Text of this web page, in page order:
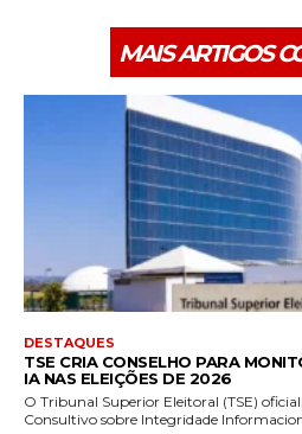
MAIS ARTIGOS
DESTAQUES
TSE CRIA CONSELHO PARA
IA NAS ELEIÇÕES DE 2026
O Tribunal Superior Eleitoral (TSE)
Consultivo sobre Integridade